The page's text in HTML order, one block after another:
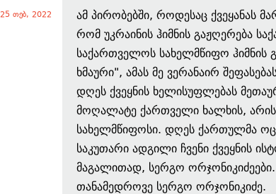
25 თებ, 2022
ამ პირობებში, როდესაც ქვეყანას
რომ უკრაინის ჰიმნის გაჟღერება
საქართველოს სახელმწიფო ჰიმნის
ხმაური", ამას მე ვერანაირ
დღეს ქვეყნის ხელისუფლებას
მოღალატე ქართველი ხალხის,
სახელმწიფოსი. დღეს ქართულმა
საკუთარი ადგილი ჩვენი ქვეყნის
მაგალითად, სერგო
თანამედროვე სერგო ორჯონიკიძე.